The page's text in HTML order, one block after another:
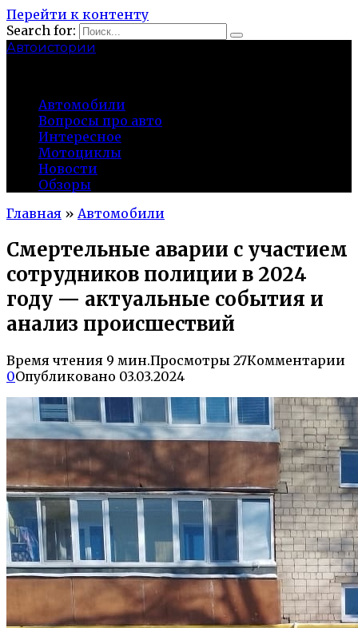
Перейти к контенту
Search for:
Автоистории
Автомобили
Вопросы про авто
Интересное
Мотоциклы
Новости
Обзоры
Главная » Автомобили
Смертельные аварии с участием
сотрудников полиции в 2024
году — актуальные события и
анализ происшествий
Время чтения 9 мин.Просмотры 27Комментарии
0Опубликовано 03.03.2024